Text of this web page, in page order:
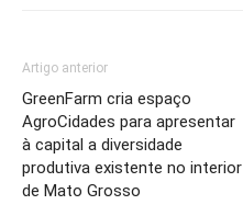
Artigo anterior
GreenFarm cria espaço
AgroCidades para apresentar
à capital a diversidade
produtiva existente no interior
de Mato Grosso